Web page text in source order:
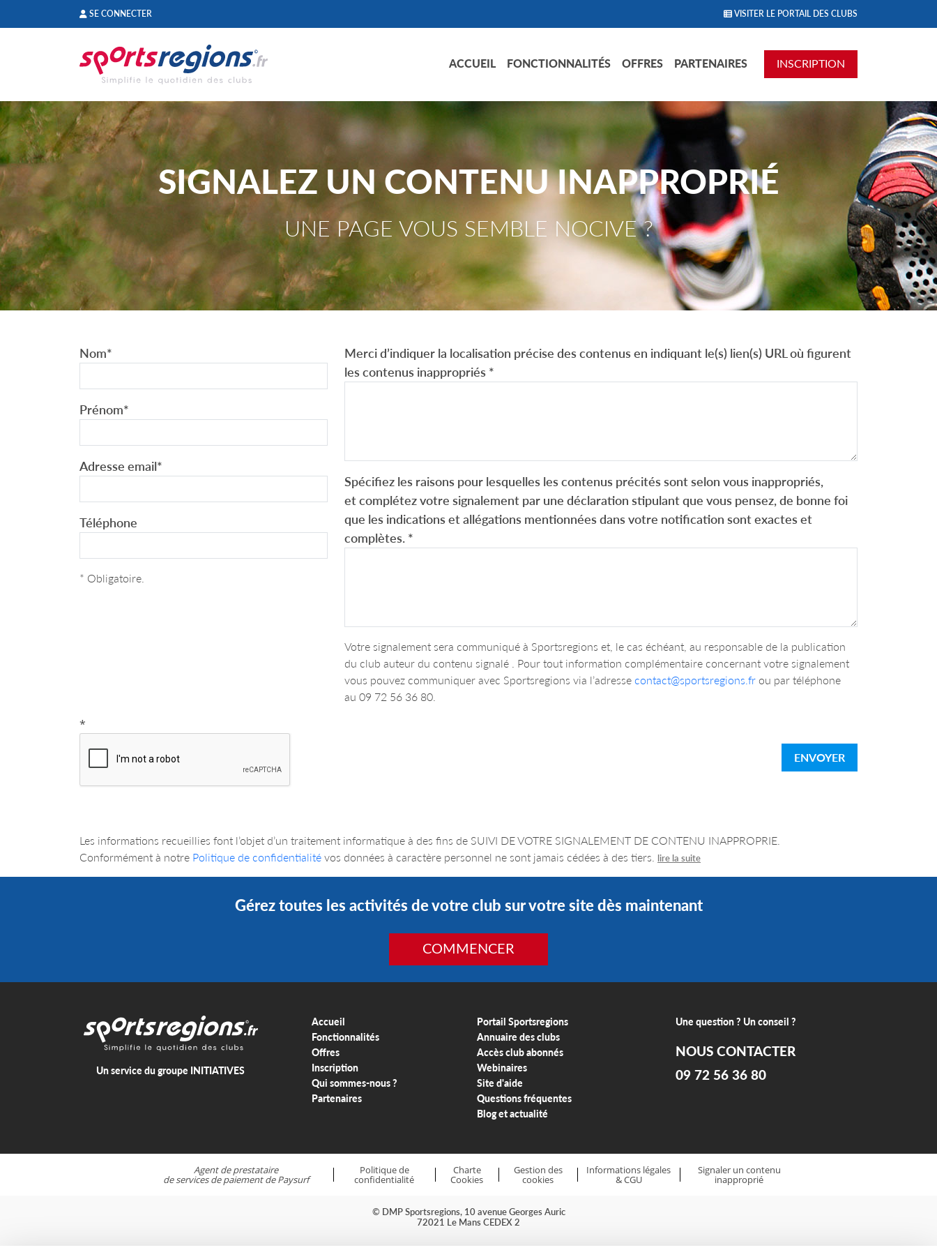
Panneau de gestion des cookies
SE CONNECTER VISITER LE PORTAIL DES CLUBS
ACCUEIL FONCTIONNALITÉS OFFRES PARTENAIRES INSCRIPTION
SIGNALEZ UN CONTENU INAPPROPRIÉ
UNE PAGE VOUS SEMBLE NOCIVE ?
Nom*
Prénom*
Adresse email*
Téléphone
* Obligatoire.
Merci d’indiquer la localisation précise des contenus en indiquant le(s) lien(s) URL où figurent
les contenus inappropriés *
Spécifiez les raisons pour lesquelles les contenus précités sont selon vous inappropriés,
et complétez votre signalement par une déclaration stipulant que vous pensez, de bonne foi
que les indications et allégations mentionnées dans votre notification sont exactes et
complètes. *
Votre signalement sera communiqué à Sportsregions et, le cas échéant, au responsable de la publication
du club auteur du contenu signalé . Pour tout information complémentaire concernant votre signalement
vous pouvez communiquer avec Sportsregions via l’adresse contact@sportsregions.fr ou par téléphone
au 09 72 56 36 80.
*
ENVOYER
Les informations recueillies font l’objet d’un traitement informatique à des fins de SUIVI DE VOTRE SIGNALEMENT DE CONTENU INAPPROPRIE.
Conformément à notre Politique de confidentialité vos données à caractère personnel ne sont jamais cédées à des tiers. lire la suite
Gérez toutes les activités de votre club sur votre site dès maintenant
COMMENCER
Un service du groupe INITIATIVES
Accueil
Fonctionnalités
Offres
Inscription
Qui sommes-nous ?
Partenaires
Portail Sportsregions
Annuaire des clubs
Accès club abonnés
Webinaires
Site d'aide
Questions fréquentes
Blog et actualité
Une question ? Un conseil ?
NOUS CONTACTER
09 72 56 36 80
Agent de prestataire
de services de paiement dePaysurf
Politique de
confidentialité
Charte
Cookies
Gestion des
cookies
Informations légales
& CGU
Signaler un contenu
inapproprié
© DMP Sportsregions, 10 avenue Georges Auric
72021 Le Mans CEDEX 2